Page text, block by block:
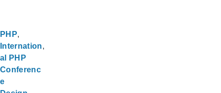
PHP
Internation
al PHP
Conferenc
e